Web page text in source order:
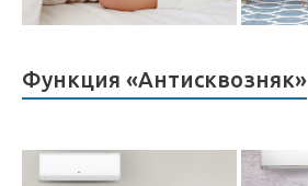
Функция «Антисквозняк»